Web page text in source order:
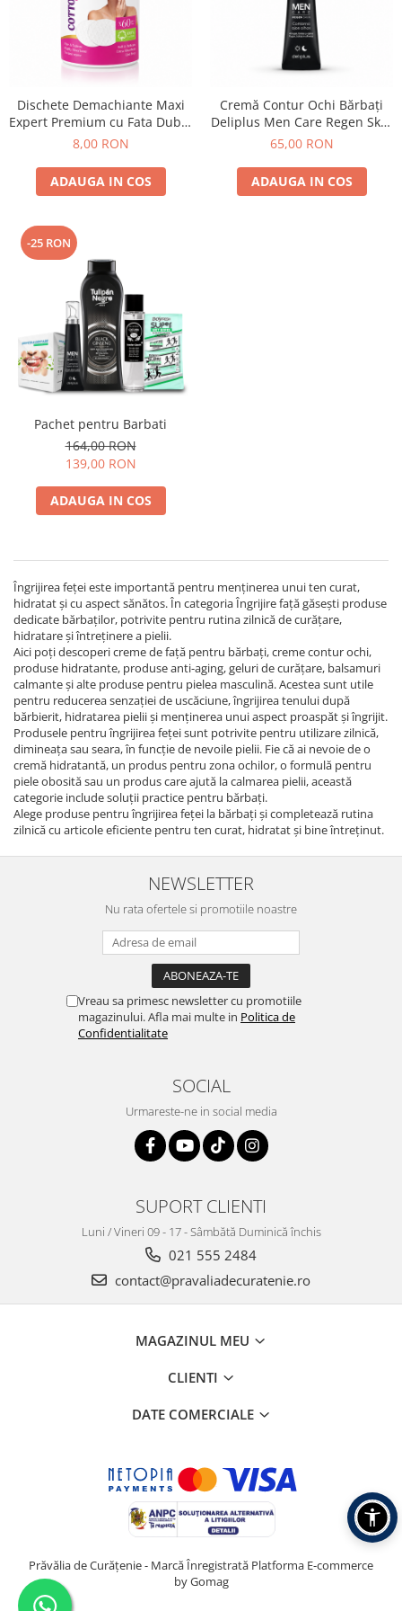
Bioactivatori & Tratamente Fose
Manusi Protectie
Solutii curatare mobila
Cosmetice
Vopsea Par
Ingrijire Par
Ingrijire corp
Ingrijire maini
Ingrijire picioare
Ingrijire Urechi
Curatare Intretinere Incaltaminte
Farmaceutice
Igiena Orala
Make-up
Fond de ten
Plasturi
Produse incontinenta
Sare de baie
Dischete Demachiante Maxi
Expert Premium cu Fata Dubla
100% Bumbac Luxia 60 buc
8,00 RON
ADAUGA IN COS
Cremă Contur Ochi Bărbați
Deliplus Men Care Regen Skin
15 ml
65,00 RON
ADAUGA IN COS
-25 RON
Pachet pentru Barbati
164,00 RON
139,00 RON
ADAUGA IN COS
Îngrijirea feței este importantă pentru menținerea unui ten curat,
hidratat și cu aspect sănătos. În categoria Îngrijire față găsești produse
dedicate bărbaților, potrivite pentru rutina zilnică de curățare,
hidratare și întreținere a pielii.
Aici poți descoperi creme de față pentru bărbați, creme contur ochi,
produse hidratante, produse anti-aging, geluri de curățare, balsamuri
calmante și alte produse pentru pielea masculină. Acestea sunt utile
pentru reducerea senzației de uscăciune, îngrijirea tenului după
bărbierit, hidratarea pielii și menținerea unui aspect proaspăt și îngrijit.
Produsele pentru îngrijirea feței sunt potrivite pentru utilizare zilnică,
dimineața sau seara, în funcție de nevoile pielii. Fie că ai nevoie de o
cremă hidratantă, un produs pentru zona ochilor, o formulă pentru
piele obosită sau un produs care ajută la calmarea pielii, această
categorie include soluții practice pentru bărbați.
Alege produse pentru îngrijirea feței la bărbați și completează rutina
zilnică cu articole eficiente pentru ten curat, hidratat și bine întreținut.
NEWSLETTER
Nu rata ofertele si promotiile noastre
Vreau sa primesc newsletter cu promotiile
magazinului. Afla mai multe in Politica de
Confidentialitate
SOCIAL
Urmareste-ne in social media
SUPORT CLIENTI
Luni / Vineri 09 - 17 - Sâmbătă Duminică închis
021 555 2484
contact@pravaliadecuratenie.ro
MAGAZINUL MEU
CLIENTI
DATE COMERCIALE
Prăvălia de Curățenie - Marcă Înregistrată Platforma E-commerce
by Gomag